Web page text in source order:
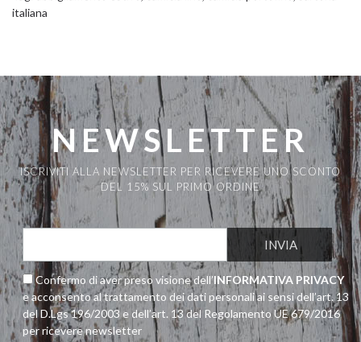
italiana
NEWSLETTER
ISCRIVITI ALLA NEWSLETTER PER RICEVERE UNO SCONTO
DEL 15% SUL PRIMO ORDINE
Confermo di aver preso visione dell’INFORMATIVA PRIVACY
e acconsento al trattamento dei dati personali ai sensi dell’art. 13
del D.Lgs 196/2003 e dell’art. 13 del Regolamento UE 679/2016
per ricevere newsletter